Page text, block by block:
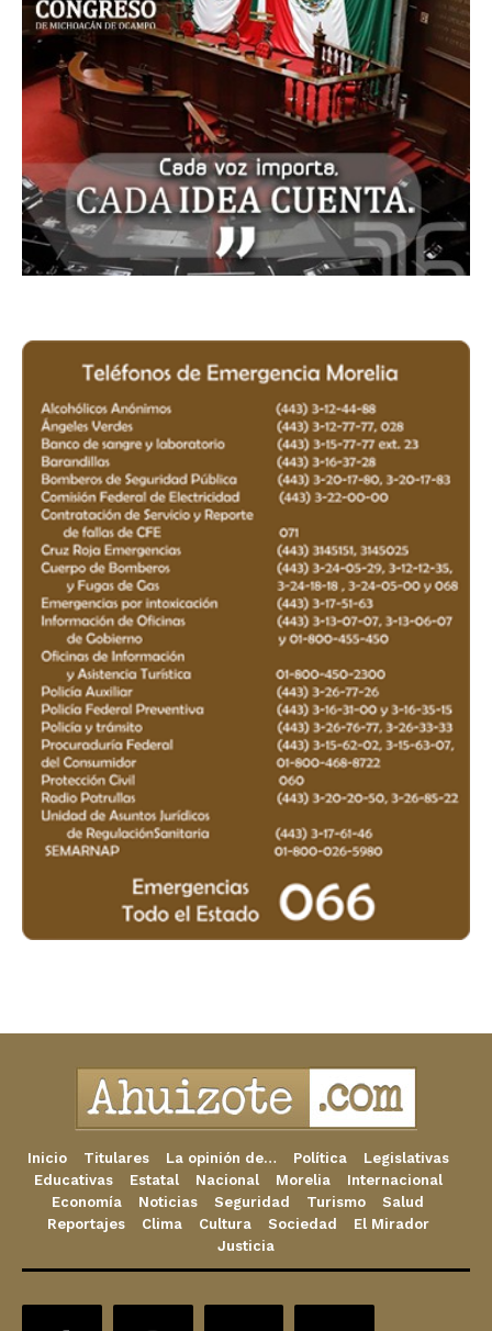
Inicio Titulares La opinión de… Política
Legislativas
Educativas
Estatal Nacional Morelia
Internacional
Economía
Noticias Seguridad Turismo
Salud
Reportajes
Clima Cultura Sociedad
El Mirador
Justicia